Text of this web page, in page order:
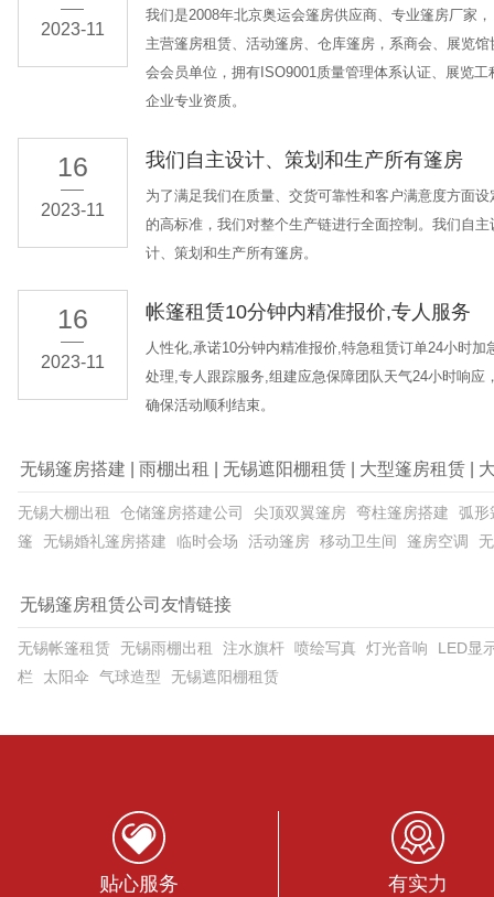
2023-11
我们是2008年北京奥运会篷房供应商、专业篷房厂家，
主营篷房租赁、活动篷房、仓库篷房，系商会、展览馆
会会员单位，拥有ISO9001质量管理体系认证、展览工
企业专业资质。
16
2023-11
我们自主设计、策划和生产所有篷房
为了满足我们在质量、交货可靠性和客户满意度方面设
的高标准，我们对整个生产链进行全面控制。我们自主
计、策划和生产所有篷房。
16
2023-11
帐篷租赁10分钟内精准报价,专人服务
人性化,承诺10分钟内精准报价,特急租赁订单24小时加
处理,专人跟踪服务,组建应急保障团队天气24小时响应
确保活动顺利结束。
无锡篷房搭建 雨棚出租 无锡遮阳棚租赁| 大型篷房租赁|
无锡大棚出租 仓储篷房搭建公司 尖顶双翼篷房 弯柱篷房搭建
弧形
篷
无锡婚礼篷房搭建 临时会场 活动篷房 移动卫生间 篷房空调
无锡篷房租赁公司友情链接
无锡帐篷租赁 无锡雨棚出租 注水旗杆 喷绘写真 灯光音响
LED显
栏
太阳伞 气球造型 无锡遮阳棚租赁
贴心服务 有实力